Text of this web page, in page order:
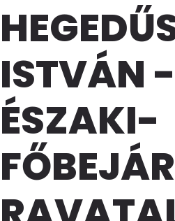
ISTVÁN -
ÉSZAKI-